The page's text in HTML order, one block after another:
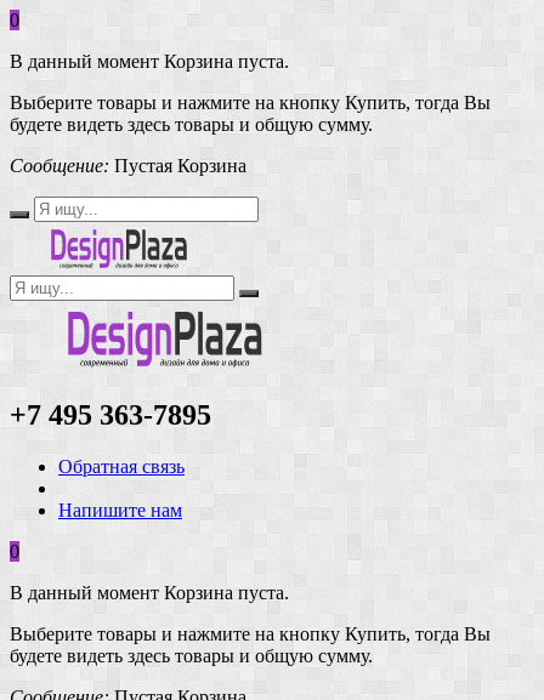
0
В данный момент Корзина пуста.
Выберите товары и нажмите на кнопку Купить, тогда Вы
будете видеть здесь товары и общую сумму.
Сообщение: Пустая Корзина
+7 495 363-7895
Обратная связь
Напишите нам
0
В данный момент Корзина пуста.
Выберите товары и нажмите на кнопку Купить, тогда Вы
будете видеть здесь товары и общую сумму.